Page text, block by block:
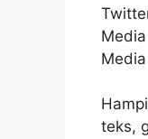
teks,